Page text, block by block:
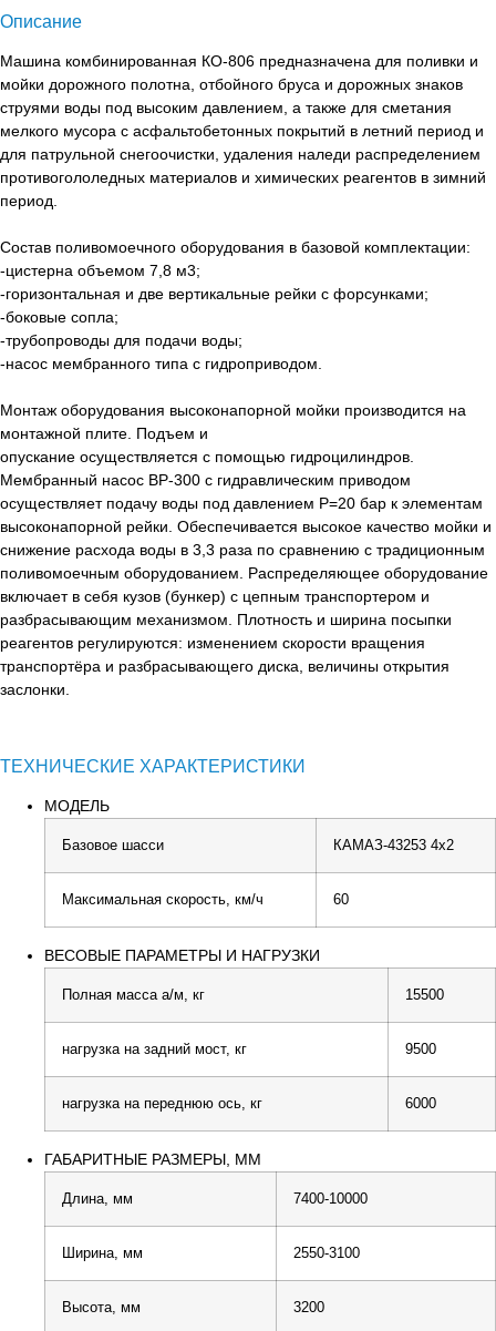
Описание
Машина комбинированная КО-806 предназначена для поливки и
мойки дорожного полотна, отбойного бруса и дорожных знаков
струями воды под высоким давлением, а также для сметания
мелкого мусора с асфальтобетонных покрытий в летний период и
для патрульной снегоочистки, удаления наледи распределением
противогололедных материалов и химических реагентов в зимний
период.
Состав поливомоечного оборудования в базовой комплектации:
-цистерна объемом 7,8 м3;
-горизонтальная и две вертикальные рейки с форсунками;
-боковые сопла;
-трубопроводы для подачи воды;
-насос мембранного типа с гидроприводом.
Монтаж оборудования высоконапорной мойки производится на
монтажной плите. Подъем и
опускание осуществляется с помощью гидроцилиндров.
Мембранный насос ВР-300 с гидравлическим приводом
осуществляет подачу воды под давлением Р=20 бар к элементам
высоконапорной рейки. Обеспечивается высокое качество мойки и
снижение расхода воды в 3,3 раза по сравнению с традиционным
поливомоечным оборудованием. Распределяющее оборудование
включает в себя кузов (бункер) с цепным транспортером и
разбрасывающим механизмом. Плотность и ширина посыпки
реагентов регулируются: изменением скорости вращения
транспортёра и разбрасывающего диска, величины открытия
заслонки.
ТЕХНИЧЕСКИЕ ХАРАКТЕРИСТИКИ
МОДЕЛЬ
Базовое шасси КАМАЗ-43253 4х2
Максимальная скорость, км/ч 60
ВЕСОВЫЕ ПАРАМЕТРЫ И НАГРУЗКИ
Полная масса а/м, кг 15500
нагрузка на задний мост, кг 9500
нагрузка на переднюю ось, кг 6000
ГАБАРИТНЫЕ РАЗМЕРЫ, ММ
Длина, мм 7400-10000
Ширина, мм 2550-3100
Высота, мм 3200